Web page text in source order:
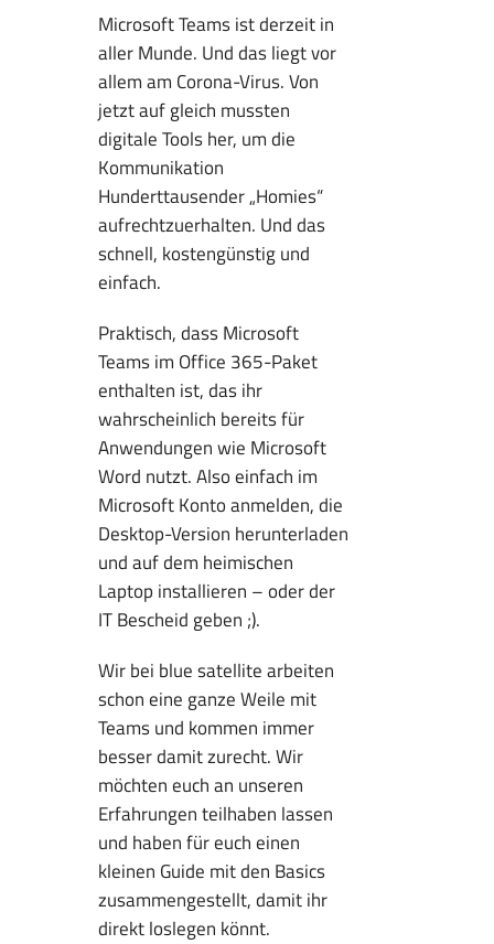
Microsoft Teams ist derzeit in
aller Munde. Und das liegt vor
allem am Corona-Virus. Von
jetzt auf gleich mussten
digitale Tools her, um die
Kommunikation
Hunderttausender „Homies“
aufrechtzuerhalten. Und das
schnell, kostengünstig und
einfach.
Praktisch, dass Microsoft
Teams im Office 365-Paket
enthalten ist, das ihr
wahrscheinlich bereits für
Anwendungen wie Microsoft
Word nutzt. Also einfach im
Microsoft Konto anmelden, die
Desktop-Version herunterladen
und auf dem heimischen
Laptop installieren – oder der
IT Bescheid geben ;).
Wir bei blue satellite arbeiten
schon eine ganze Weile mit
Teams und kommen immer
besser damit zurecht. Wir
möchten euch an unseren
Erfahrungen teilhaben lassen
und haben für euch einen
kleinen Guide mit den Basics
zusammengestellt, damit ihr
direkt loslegen könnt.